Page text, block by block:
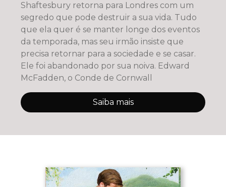
Shaftesbury retorna para Londres com um
segredo que pode destruir a sua vida. Tudo
que ela quer é se manter longe dos eventos
da temporada, mas seu irmão insiste que
precisa retornar para a sociedade e se casar.
Ele foi abandonado por sua noiva. Edward
McFadden, o Conde de Cornwall
Saiba mais